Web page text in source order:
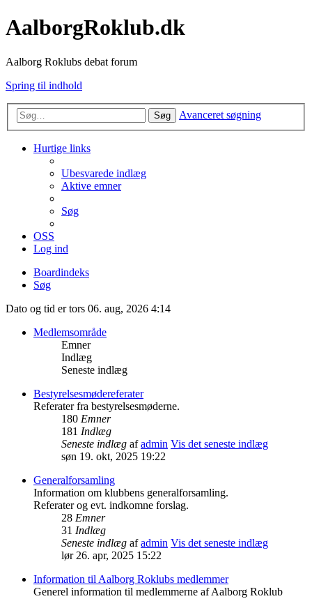
AalborgRoklub.dk
Aalborg Roklubs debat forum
Spring til indhold
Søg Avanceret søgning
Hurtige links
Ubesvarede indlæg
Aktive emner
Søg
OSS
Log ind
Boardindeks
Søg
Dato og tid er tors 06. aug, 2026 4:14
Medlemsområde
Emner
Indlæg
Seneste indlæg
Bestyrelsesmødereferater
Referater fra bestyrelsesmøderne.
180 Emner
181 Indlæg
Seneste indlæg afadmin Vis det seneste indlæg
søn 19. okt, 2025 19:22
Generalforsamling
Information om klubbens generalforsamling.
Referater og evt. indkomne forslag.
28 Emner
31 Indlæg
Seneste indlæg afadmin Vis det seneste indlæg
lør 26. apr, 2025 15:22
Information til Aalborg Roklubs medlemmer
Generel information til medlemmerne af Aalborg Roklub